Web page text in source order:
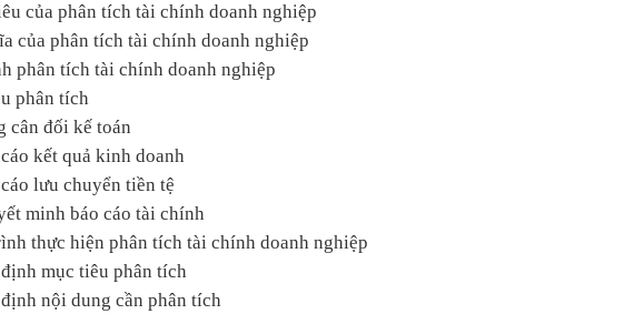
của phân tích tài chính doanh nghiệp
của phân tích tài chính doanh nghiệp
phân tích tài chính doanh nghiệp
phân tích
cân đối kế toán
kết quả kinh doanh
lưu chuyển tiền tệ
minh báo cáo tài chính
thực hiện phân tích tài chính doanh nghiệp
mục tiêu phân tích
nội dung cần phân tích